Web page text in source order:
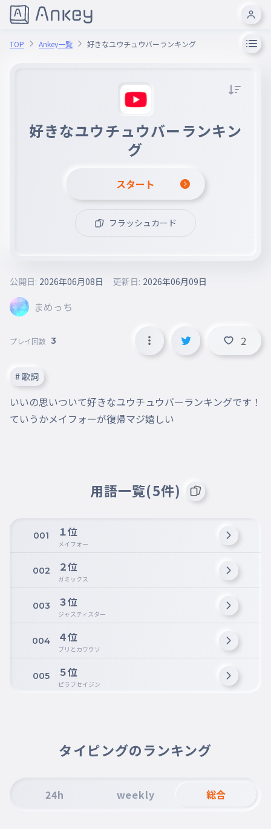
TOP Ankey一覧 好きなユウチュウバーランキング
好きなユウチュウバーランキン
グ
スタート
フラッシュカード
まめっち
公開日: 2026年06月08日 更新日: 2026年06月09日
プレイ回数 3 2
# 歌詞
いいの思いついて好きなユウチュウバーランキングです！
用語一覧(5件)
001 １位
メイフォー
002 ２位
ガミックス
003 ３位
ジャスティスター
004 ４位
ブリとカワウソ
005 ５位
ピラフセイジン
タイピングのランキング
24h weekly 総合